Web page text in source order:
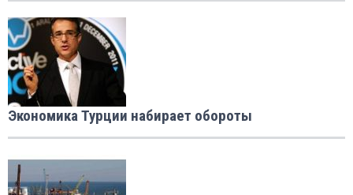
Экономика Турции набирает обороты